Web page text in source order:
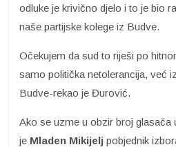
odluke je krivično djelo i to je bio
naše partijske kolege iz Budve.
Očekujem da sud to riješi po
samo politička netolerancija, već
Budve-rekao je Đurović.
Ako se uzme u obzir broj
je Mladen Mikijelj pobjednik